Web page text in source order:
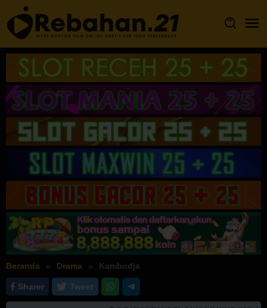
Loncat
ke
konten
Beranda Drama Kambodja
Sharer Tweet